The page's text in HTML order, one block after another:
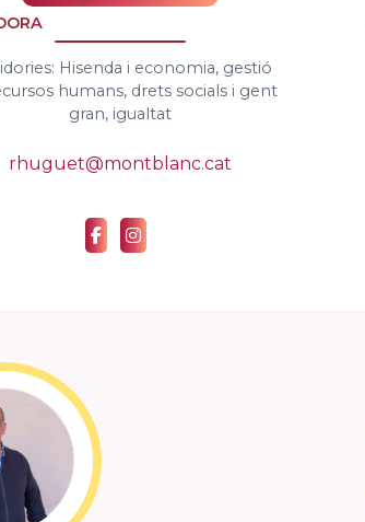
Hisenda i economia, gestió
humans, drets socials i gent
gran, igualtat
rhuguet@montblanc.cat